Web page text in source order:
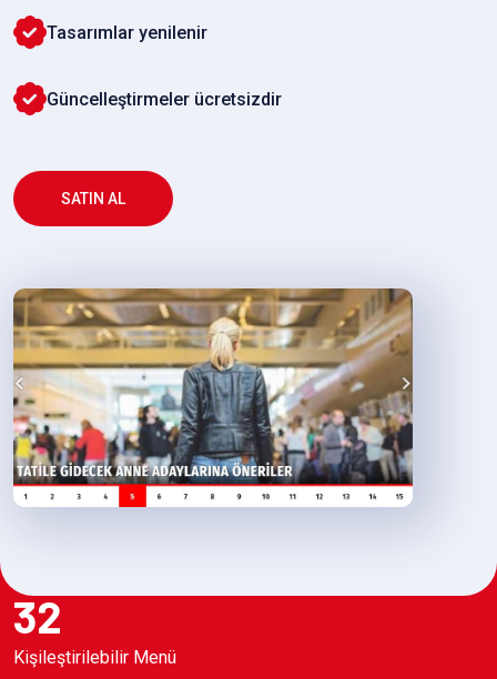
Tasarımlar yenilenir
Güncelleştirmeler ücretsizdir
SATIN AL
32
Kişileştirilebilir Menü